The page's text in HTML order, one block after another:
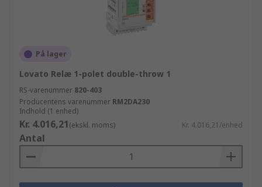
På lager
Lovato Relæ 1-polet double-throw 1
RS-varenummer 820-403
Producentens varenummer RM2DA230
Indhold (1 enhed)
Kr. 4.016,21(ekskl. moms) Kr. 4.016,21/enhed
Antal